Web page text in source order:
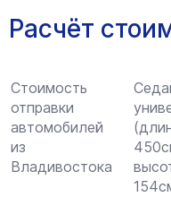
Расчёт
Стоимость
отправки
автомобилей
из
Владивостока